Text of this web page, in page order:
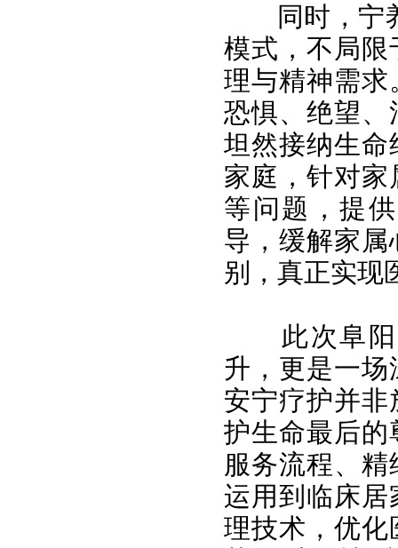
同时，宁
模式，不局
理与精神需
恐惧、绝望
坦然接纳生
家庭，针对
等问题，提
导，缓解家
别，真正实现
此次阜
升，更是一
安宁疗护并
护生命最后
服务流程、
运用到临床
理技术，优